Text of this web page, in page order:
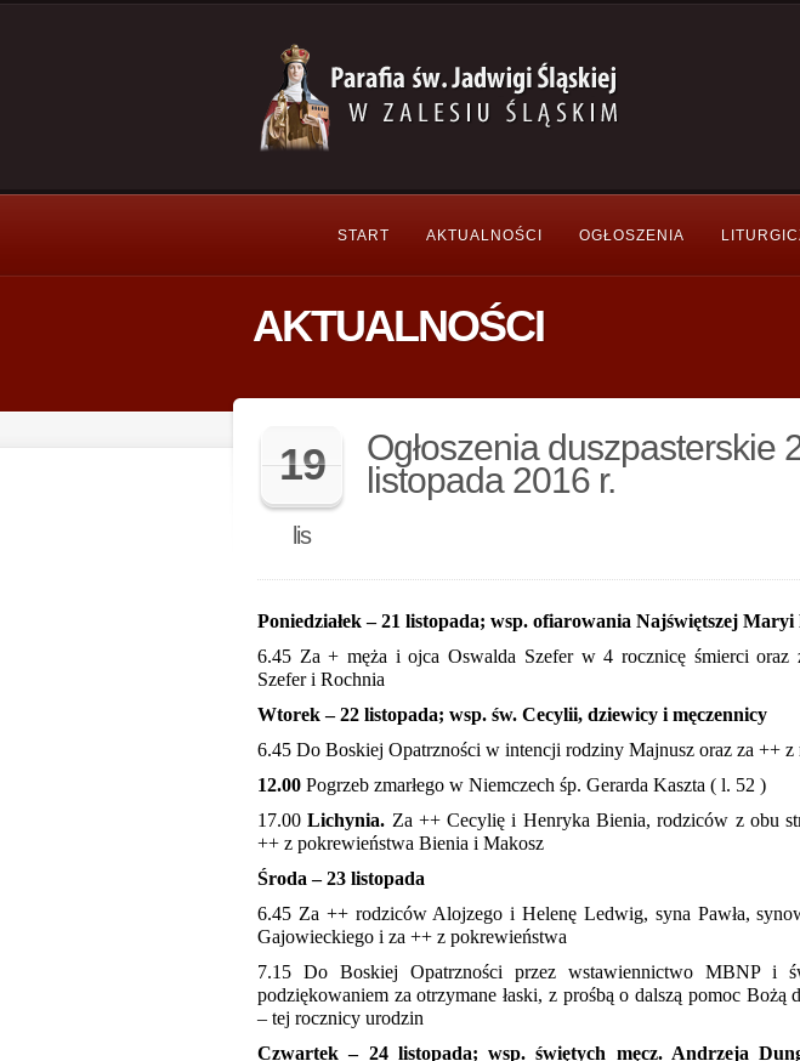
START AKTUALNOŚCI OGŁOSZENIA
AKTUALNOŚCI
19
lis
Ogłoszenia duszpasterskie
listopada 2016 r.
Poniedziałek – 21 listopada; wsp. ofiarowania Najświętszej Maryi
6.45 Za + męża i ojca Oswalda Szefer w 4 rocznicę śmierci oraz
Szefer i Rochnia
Wtorek – 22 listopada; wsp. św. Cecylii, dziewicy i męczennicy
6.45 Do Boskiej Opatrzności w intencji rodziny Majnusz oraz za ++
12.00 Pogrzeb zmarłego w Niemczech śp. Gerarda Kaszta ( l. 52 )
17.00Lichynia. Za ++ Cecylię i Henryka Bienia, rodziców z obu
++ z pokrewieństwa Bienia i Makosz
Środa – 23 listopada
6.45 Za ++ rodziców Alojzego i Helenę Ledwig, syna Pawła,
Gajowieckiego i za ++ z pokrewieństwa
7.15 Do Boskiej Opatrzności przez wstawiennictwo MBNP i
podziękowaniem za otrzymane łaski, z prośbą o dalszą pomoc
– tej rocznicy urodzin
Czwartek – 24 listopada; wsp. świętych męcz. Andrzeja